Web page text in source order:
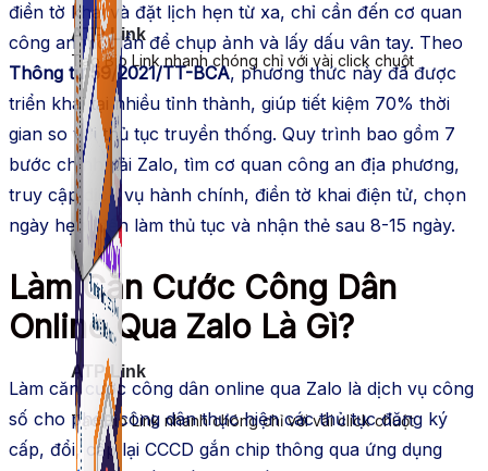
ATP Link
Tạo Bio Link nhanh chóng chỉ với vài click chuột
ATP Link
Tạo Bio Link nhanh chóng chỉ với vài click chuột
điền tờ khai và đặt lịch hẹn từ xa, chỉ cần đến cơ quan
công an một lần để chụp ảnh và lấy dấu vân tay. Theo
Thông tư 59/2021/TT-BCA, phương thức này đã được
triển khai tại nhiều tỉnh thành, giúp tiết kiệm 70% thời
gian so với thủ tục truyền thống. Quy trình bao gồm 7
bước chính: tải Zalo, tìm cơ quan công an địa phương,
truy cập dịch vụ hành chính, điền tờ khai điện tử, chọn
ngày hẹn, đến làm thủ tục và nhận thẻ sau 8-15 ngày.
Làm Căn Cước Công Dân
Online Qua Zalo Là Gì?
Làm căn cước công dân online qua Zalo là dịch vụ công
số cho phép công dân thực hiện các thủ tục đăng ký
cấp, đổi, cấp lại CCCD gắn chip thông qua ứng dụng